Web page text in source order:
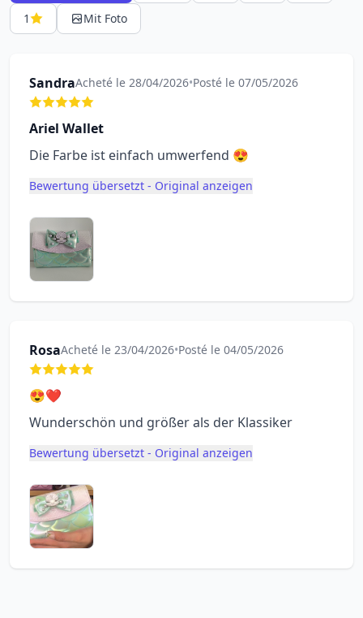
1
Mit Foto
SandraAcheté le 28/04/2026•Posté le 07/05/2026
Ariel Wallet
Die Farbe ist einfach umwerfend 😍
Bewertung übersetzt - Original anzeigen
RosaAcheté le 23/04/2026•Posté le 04/05/2026
😍❤️
Wunderschön und größer als der Klassiker
Bewertung übersetzt - Original anzeigen